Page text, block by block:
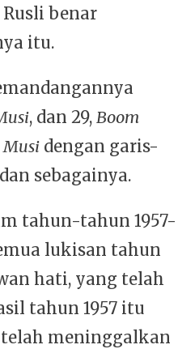
benar
itu.
, dan 29, Boom
Musi dengan garis-
sebagainya.
tahun-tahun 1957-
lukisan tahun
hati, yang telah
tahun 1957 itu
meninggalkan